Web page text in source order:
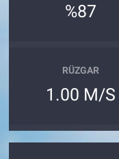
%87
RÜZGAR
1.00 M/S